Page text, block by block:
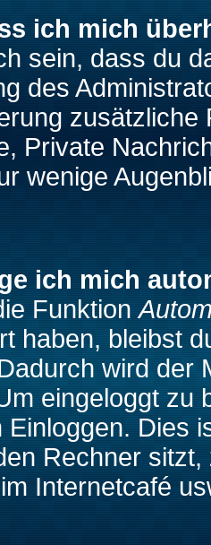
ich mich
sein, dass du
des
Private
wenige
ich mich
Funktion
haben, bleibst
wird der
eingeloggt zu
Einloggen. Dies
Rechner
Internetcafé